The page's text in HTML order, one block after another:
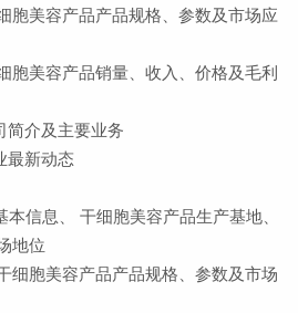
美容产品产品规格、参数及市场应
美容产品销量、收入、价格及毛利
介及主要业务
新动态
信息、 干细胞美容产品生产基地、
地位
胞美容产品产品规格、参数及市场